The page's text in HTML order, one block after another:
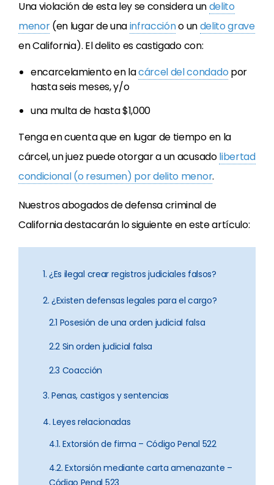
Una violación de esta ley se considera undelito
menor(en lugar de unainfraccióno undelito grave
en California). El delito es castigado con:
encarcelamiento en lacárcel del condado por
hasta seis meses, y/o
una multa de hasta $1,000
Tenga en cuenta que en lugar de tiempo en la
cárcel, un juez puede otorgar a un acusadolibertad
condicional (o resumen) por delito menor.
Nuestros abogados de defensa criminal de
California destacarán lo siguiente en este artículo:
1. ¿Es ilegal crear registros judiciales falsos?
2. ¿Existen defensas legales para el cargo?
2.1 Posesión de una orden judicial falsa
2.2 Sin orden judicial falsa
2.3 Coacción
3. Penas, castigos y sentencias
4. Leyes relacionadas
4.1. Extorsión de firma – Código Penal 522
4.2. Extorsión mediante carta amenazante –
Código Penal 523